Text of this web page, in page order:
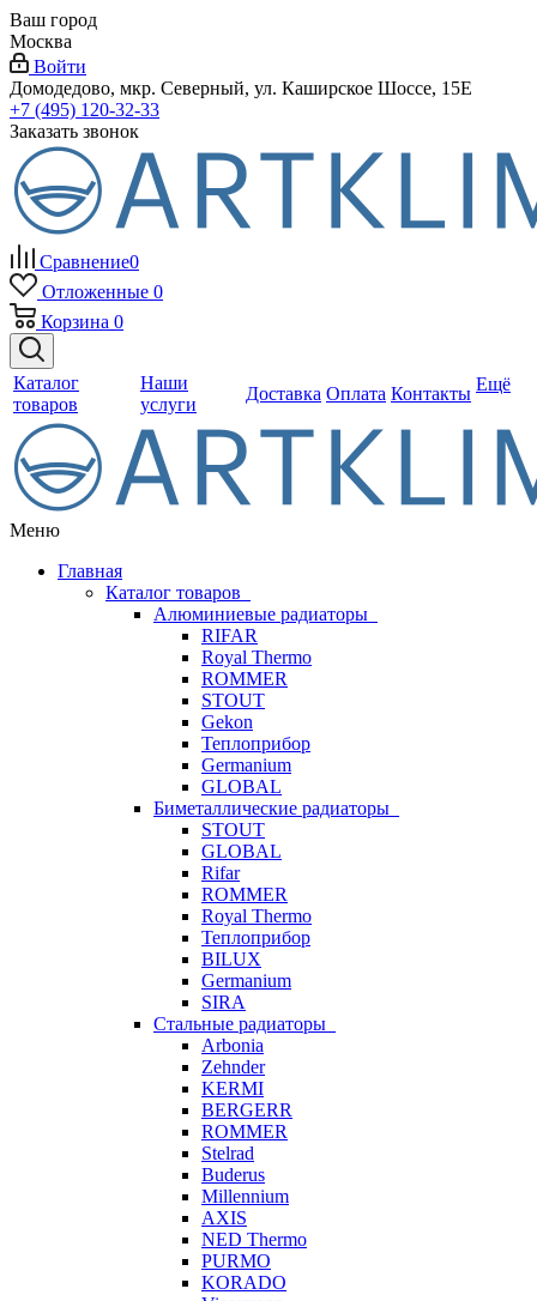
Ваш город
Москва
Войти
Домодедово, мкр. Северный, ул. Каширское Шоссе, 15Е
+7 (495) 120-32-33
Заказать звонок
Сравнение0
Отложенные 0
Корзина 0
Каталог
товаров
Наши
услуги
Доставка Оплата Контакты Ещё
Меню
Главная
Каталог товаров
Алюминиевые радиаторы
RIFAR
Royal Thermo
ROMMER
STOUT
Gekon
Теплоприбор
Germanium
GLOBAL
Биметаллические радиаторы
STOUT
GLOBAL
Rifar
ROMMER
Royal Thermo
Теплоприбор
BILUX
Germanium
SIRA
Стальные радиаторы
Arbonia
Zehnder
KERMI
BERGERR
ROMMER
Stelrad
Buderus
Millennium
AXIS
NED Thermo
PURMO
KORADO